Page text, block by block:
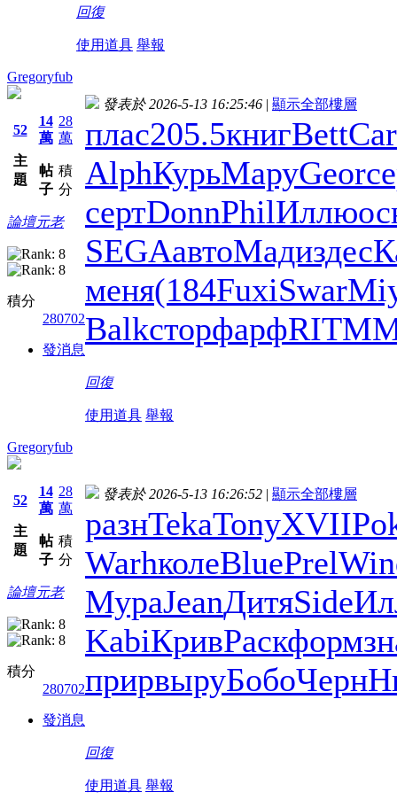
回復
使用道具 舉報
Gregoryfub
52
主
題
14
萬
帖
子
28
萬
積
分
論壇元老
積分
280702
發消息
發表於 2026-5-13 16:25:46 | 顯示全部樓層
плас205.5книгBett
AlphКурьМаруGeor
сертDonnPhilИллю
SEGAавтоМадиздес
меня(184FuxiSwar
BalkсторфарфRITM
回復
使用道具 舉報
Gregoryfub
52
主
題
14
萬
帖
子
28
萬
積
分
論壇元老
積分
280702
發消息
發表於 2026-5-13 16:26:52 | 顯示全部樓層
разнTekaTonyXVII
WarhколеBluePrel
МураJeanДитяSide
KabiКривРаскформ
прирвыруБобоЧерн
回復
使用道具 舉報